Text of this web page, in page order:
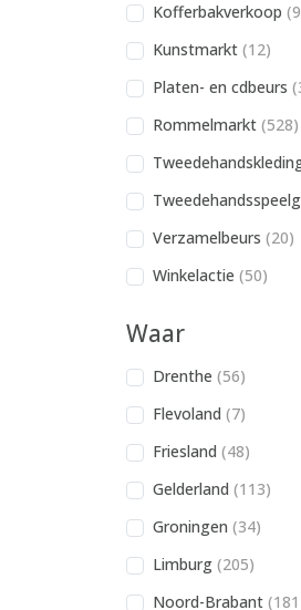
Kofferbakverkoop
Kunstmarkt (12)
Platen- en cdbeurs
Rommelmarkt (528)
Verzamelbeurs (20)
Winkelactie (50)
Waar
Drenthe (56)
Flevoland (7)
Friesland (48)
Gelderland (113)
Groningen (34)
Limburg (205)
Noord-Brabant